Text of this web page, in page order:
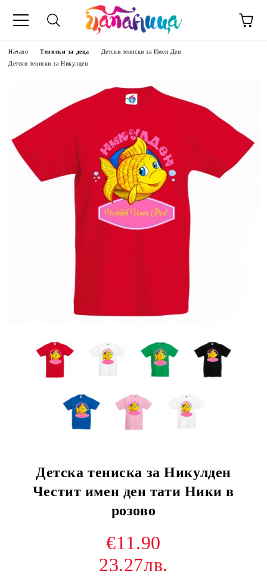
Начало Тениски за деца
Детски тениски за Имен Ден
Детски тениски за Никулден
Детска тениска за Никулден
Честит имен ден тати Ники в
розово
€11.90
23.27лв.